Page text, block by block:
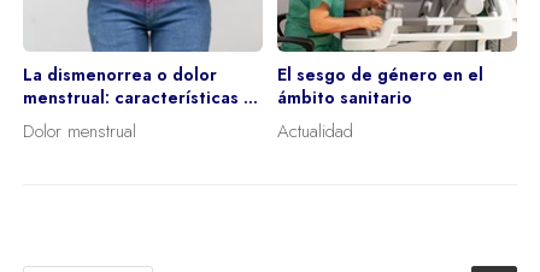
La dismenorrea o dolor
menstrual: características y
tipos
Dolor menstrual
El sesgo de género en el
ámbito sanitario
Actualidad